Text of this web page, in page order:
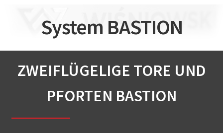
System BASTION
ZWEIFLÜGELIGE TORE UND
PFORTEN BASTION